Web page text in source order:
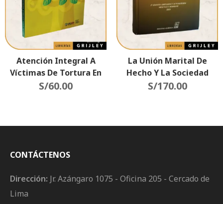
Atención Integral A
Víctimas De Tortura En
Procesos De Litigio
S/60.00
La Unión Marital De
Hecho Y La Sociedad
Patrimonial Entre
S/170.00
CONTÁCTENOS
Dirección: Jr. Azángaro 1075 - Oficina 205 - Cercado de
Lima